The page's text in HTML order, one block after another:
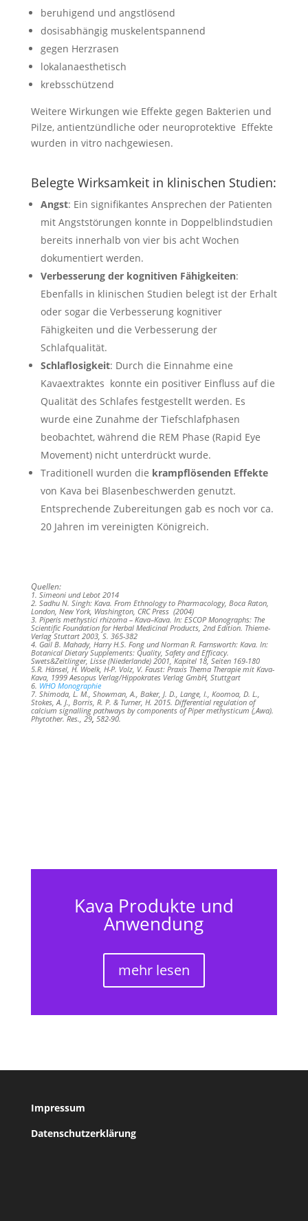
beruhigend und angstlösend
dosisabhängig muskelentspannend
gegen Herzrasen
lokalanaesthetisch
krebsschützend
Weitere Wirkungen wie Effekte gegen Bakterien und
Pilze, antientzündliche oder neuroprotektive Effekte
wurden in vitro nachgewiesen.
Belegte Wirksamkeit in klinischen Studien:
Angst: Ein signifikantes Ansprechen der Patienten
mit Angststörungen konnte in Doppelblindstudien
bereits innerhalb von vier bis acht Wochen
dokumentiert werden.
Verbesserung der kognitiven Fähigkeiten:
Ebenfalls in klinischen Studien belegt ist der Erhalt
oder sogar die Verbesserung kognitiver
Fähigkeiten und die Verbesserung der
Schlafqualität.
Schlaflosigkeit: Durch die Einnahme eine
Kavaextraktes konnte ein positiver Einfluss auf die
Qualität des Schlafes festgestellt werden. Es
wurde eine Zunahme der Tiefschlafphasen
beobachtet, während die REM Phase (Rapid Eye
Movement) nicht unterdrückt wurde.
Traditionell wurden die krampflösenden Effekte
von Kava bei Blasenbeschwerden genutzt.
Entsprechende Zubereitungen gab es noch vor ca.
20 Jahren im vereinigten Königreich.
Quellen:
1. Simeoni und Lebot 2014
2. Sadhu N. Singh: Kava. From Ethnology to Pharmacology, Boca Raton,
London, New York, Washington, CRC Press (2004)
3. Piperis methystici rhizoma – Kava–Kava. In: ESCOP Monographs: The
Scientific Foundation for Herbal Medicinal Products, 2nd Edition. Thieme-
Verlag Stuttart 2003, S. 365-382
4. Gail B. Mahady, Harry H.S. Fong und Norman R. Farnsworth: Kava. In:
Botanical Dietary Supplements: Quality, Safety and Efficacy.
Swets&Zeitlinger, Lisse (Niederlande) 2001, Kapitel 18, Seiten 169-180
5.R. Hänsel, H. Woelk, H-P. Volz, V. Faust: Praxis Thema Therapie mit Kava-
Kava, 1999 Aesopus Verlag/Hippokrates Verlag GmbH, Stuttgart
6. WHO Monographie
7. Shimoda, L. M., Showman, A., Baker, J. D., Lange, I., Koomoa, D. L.,
Stokes, A. J., Borris, R. P. & Turner, H. 2015. Differential regulation of
calcium signalling pathways by components of Piper methysticum (‚Awa).
Phytother. Res., 29, 582-90.
Kava Produkte und
Anwendung
mehr lesen
Impressum
Datenschutzerklärung